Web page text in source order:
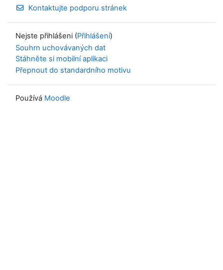
Kontaktujte podporu stránek
Nejste přihlášeni (Přihlášení)
Souhrn uchovávaných dat
Stáhněte si mobilní aplikaci
Přepnout do standardního motivu
Používá Moodle